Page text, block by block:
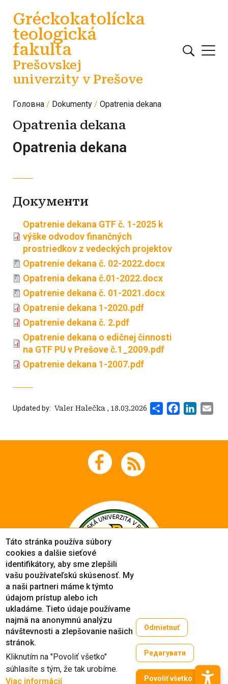
Gréckokatolícka
teologická
fakulta
Prešovskej
univerzity v Prešove
Головна Dokumenty Opatrenia dekana
Opatrenia dekana
Opatrenia dekana
Документи
Opatrenie dekana GTF č. 1-2025 k
výške odvodov finančných
prostriedkov z vedeckých projektov
Opatrenie dekana č. 02-2022.docx
Opatrenia dekana č.01-2022.docx
Opatrenie dekana č. 01-2021.docx
Opatrenie dekana 1-2020.pdf
Opatrenie dekana č. 2.pdf
Opatrenie dekana o edičnej činnosti
na GTF PU v Prešove č.1_2009.pdf
Opatrenie dekana 1-2007.pdf
Updated by: ‍ Valer Halečka , 18.03.2026 Share Facebook
Copyright © 2005-2026
University of Prešov in Prešov
Created by
ActivIT
Táto stránka používa súbory
cookies a dalšie sieťové
identifikátory, aby sme zlepšili
vašu používateľskú skúsenosť. My
a naši partneri máme k týmto
údajom prístup alebo ich
ukladáme. Tieto údaje používame
najmä na anonymnú analýzu
návštevnosti a zlepšovanie našich
stránok.
Kliknutím na "Povoliť všetko"
súhlasíte s tým, že tak urobíme.
Viac informácií
Odmietnuť
Редагувати
Povoliť všetko